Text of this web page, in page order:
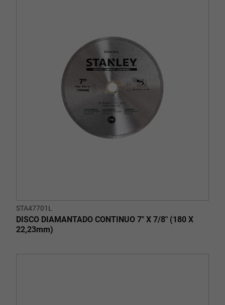
STA47701L
DISCO DIAMANTADO CONTINUO 7" X 7/8" (180 X
22,23mm)